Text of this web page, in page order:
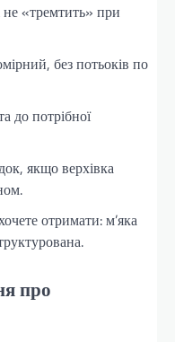
не «тремтить» при
без потьоків по
до потрібної
якщо верхівка
отримати: м’яка
про